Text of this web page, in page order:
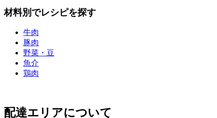
材料別でレシピを探す
牛肉
豚肉
野菜・豆
魚介
鶏肉
配達エリアについて